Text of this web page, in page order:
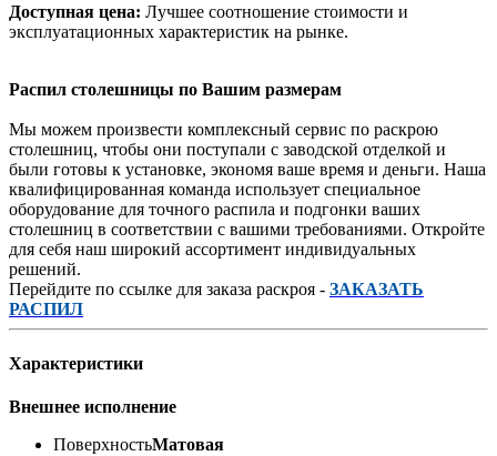
Доступная цена: Лучшее соотношение стоимости и
эксплуатационных характеристик на рынке.
Распил столешницы по Вашим размерам
Мы можем произвести комплексный сервис по раскрою
столешниц, чтобы они поступали с заводской отделкой и
были готовы к установке, экономя ваше время и деньги. Наша
квалифицированная команда использует специальное
оборудование для точного распила и подгонки ваших
столешниц в соответствии с вашими требованиями. Откройте
для себя наш широкий ассортимент индивидуальных
решений.
Перейдите по ссылке для заказа раскроя - ЗАКАЗАТЬ
РАСПИЛ
Характеристики
Внешнее исполнение
ПоверхностьМатовая